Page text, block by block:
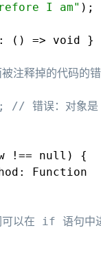
I am" );
: () => void }
注释掉的代码的错
错误：对象是
!== null ) {
: Function
可以在 if 语句中